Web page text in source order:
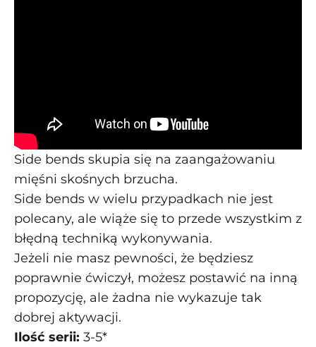
Side bends skupia się na zaangażowaniu
mięśni skośnych brzucha.
Side bends w wielu przypadkach nie jest
polecany, ale wiąże się to przede wszystkim z
błędną techniką wykonywania.
Jeżeli nie masz pewności, że będziesz
poprawnie ćwiczył, możesz postawić na inną
propozycję, ale żadna nie wykazuje tak
dobrej aktywacji.
Ilość serii: 3-5*